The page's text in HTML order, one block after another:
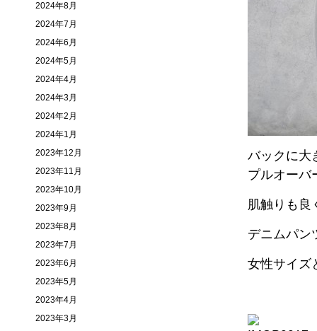
バックに大
プルオーバ
肌触りも良
デニムパン
女性サイズ
2024年8月
2024年7月
2024年6月
2024年5月
2024年4月
2024年3月
2024年2月
2024年1月
2023年12月
2023年11月
2023年10月
2023年9月
2023年8月
2023年7月
2023年6月
2023年5月
2023年4月
2023年3月